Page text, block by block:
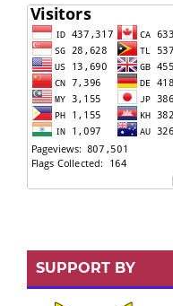
SUPPORT BY